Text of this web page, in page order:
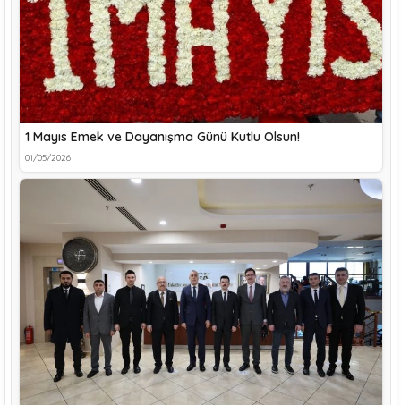
1 Mayıs Emek ve Dayanışma Günü Kutlu Olsun!
01/05/2026